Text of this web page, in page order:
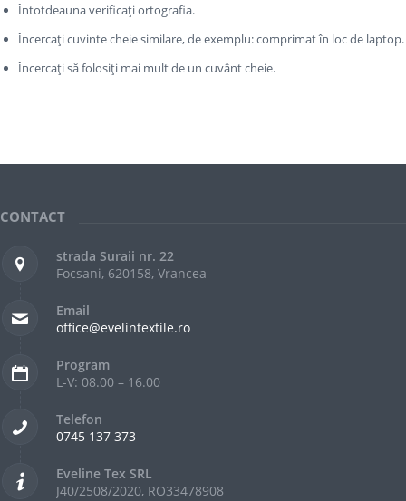
Întotdeauna verificați ortografia.
Încercați cuvinte cheie similare, de exemplu: comprimat în loc de laptop.
Încercați să folosiți mai mult de un cuvânt cheie.
CONTACT
strada Suraii nr. 22
Focsani, 620158, Vrancea
Email
office@evelintextile.ro
Program
L-V: 08.00 – 16.00
Telefon
0745 137 373
Eveline Tex SRL
J40/2508/2020, RO33478908